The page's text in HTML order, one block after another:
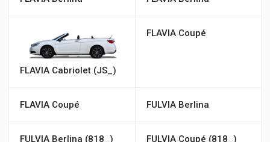
FLAVIA Cabriolet (JS_)
FLAVIA Coupé
FLAVIA Coupé FULVIA Berlina
FULVIA Berlina (818_) FULVIA Coupé (818_)